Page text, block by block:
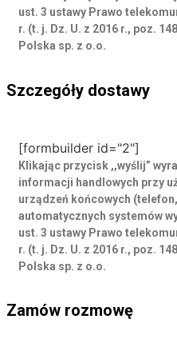
ust. 3 ustawy Prawo
r. (t. j. Dz. U. z 2016 r., poz.
Polska sp. z o.o.
Szczegóły dostawy
[formbuilder id="2"]
Klikając przycisk ,,wyślij”
informacji handlowych przy
urządzeń końcowych
automatycznych systemów
ust. 3 ustawy Prawo
r. (t. j. Dz. U. z 2016 r., poz.
Polska sp. z o.o.
Zamów rozmowę